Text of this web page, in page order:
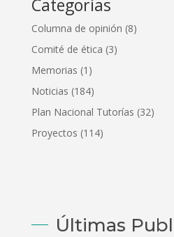
Categorías
Columna de opinión (8)
Comité de ética (3)
Memorias (1)
Noticias (184)
Plan Nacional Tutorías (32)
Proyectos (114)
Últimas